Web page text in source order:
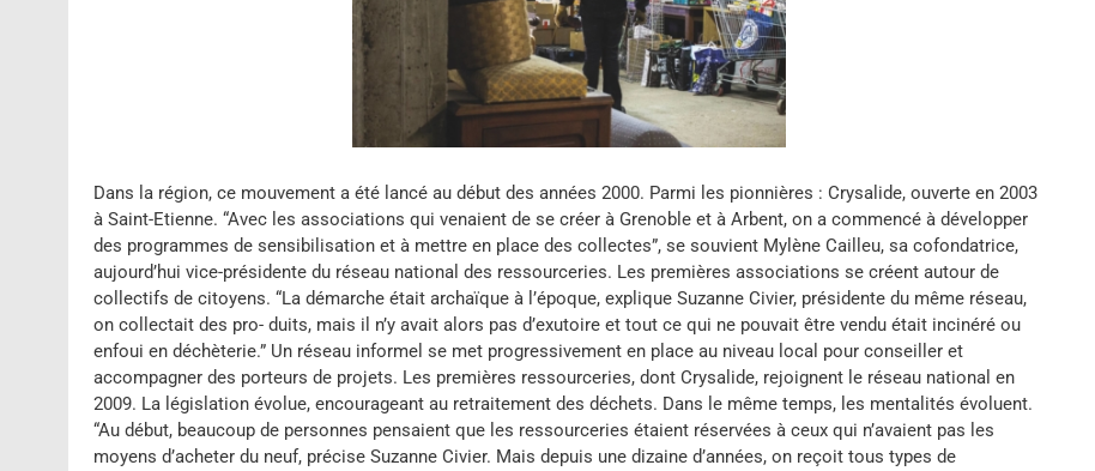
Dans la région, ce mouvement a été lancé au début des années 2000. Parmi les pionnières : Crysalide, ouverte en 2003
à Saint-Etienne. “Avec les associations qui venaient de se créer à Grenoble et à Arbent, on a commencé à développer
des programmes de sensibilisation et à mettre en place des collectes”, se souvient Mylène Cailleu, sa cofondatrice,
aujourd’hui vice-présidente du réseau national des ressourceries. Les premières associations se créent autour de
collectifs de citoyens. “La démarche était archaïque à l’époque, explique Suzanne Civier, présidente du même réseau,
on collectait des pro- duits, mais il n’y avait alors pas d’exutoire et tout ce qui ne pouvait être vendu était incinéré ou
enfoui en déchèterie.” Un réseau informel se met progressivement en place au niveau local pour conseiller et
accompagner des porteurs de projets. Les premières ressourceries, dont Crysalide, rejoignent le réseau national en
2009. La législation évolue, encourageant au retraitement des déchets. Dans le même temps, les mentalités évoluent.
“Au début, beaucoup de personnes pensaient que les ressourceries étaient réservées à ceux qui n’avaient pas les
moyens d’acheter du neuf, précise Suzanne Civier. Mais depuis une dizaine d’années, on reçoit tous types de